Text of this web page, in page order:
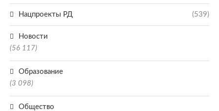
Нацпроекты РД (539)
Новости
(56 117)
Образование
(3 098)
Общество